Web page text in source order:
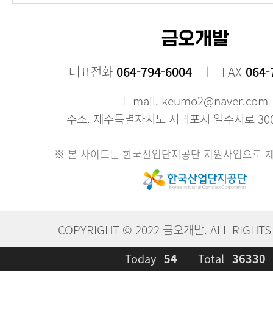
대표전화 064-794-6004 FAX
E-mail. keumo2@naver.com
주소. 제주특별자치도 서귀포시 일주서로
※ 본 사이트는 한국산업단지공단 지원사업으로
COPYRIGHT © 2022 금오개발. ALL
Today 54 Total 36330